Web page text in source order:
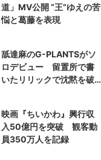
道」MV公開 “王”ゆえの苦
悩と葛藤を表現
舐達麻のG-PLANTSがソ
ロデビュー 留置所で書
いたリリックで沈黙を破
映画『ちいかわ』興行収
入50億円を突破 観客動
員350万人を記録